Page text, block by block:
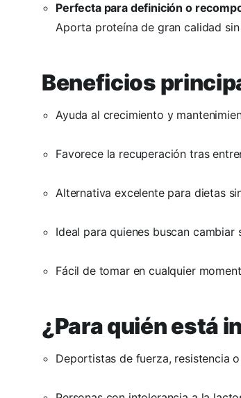
Perfecta para definición o
Aporta proteína de gran calidad
Beneficios
Ayuda al crecimiento y
Favorece la recuperación tras
Alternativa excelente para dietas
Ideal para quienes buscan
Fácil de tomar en cualquier
¿Para quién está
Deportistas de fuerza, resistencia